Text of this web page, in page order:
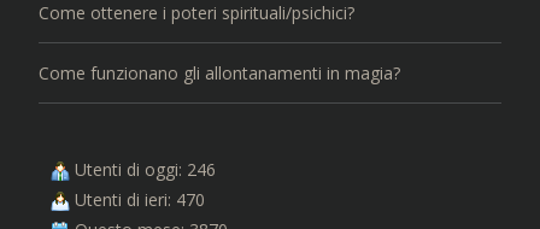
Come ottenere i poteri spirituali/psichici?
Come funzionano gli allontanamenti in magia?
Utenti di oggi: 246
Utenti di ieri: 470